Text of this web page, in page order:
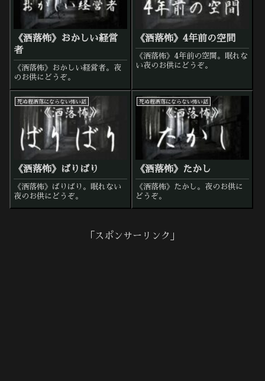
《洒落怖》おかしい経営
者
《洒落怖》おかしい経営者。夜
のお供にどうぞ。
《洒落怖》4年前の空間
《洒落怖》4年前の空間。眠れな
い夜のお供にどうぞ。
死ぬ程洒落にならない怖い話
《洒落怖》ばりばり
《洒落怖》ばりばり。眠れない
夜のお供にどうぞ。
死ぬ程洒落にならない怖い話
《洒落怖》たかし
《洒落怖》たかし。夜のお供に
どうぞ。
「スポンサーリンク」